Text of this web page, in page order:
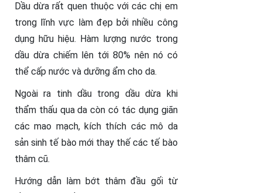
Dầu dừa rất quen thuộc với các chị em
trong lĩnh vực làm đẹp bởi nhiều công
dụng hữu hiệu. Hàm lượng nước trong
dầu dừa chiếm lên tới 80% nên nó có
thể cấp nước và dưỡng ẩm cho da.
Ngoài ra tinh dầu trong dầu dừa khi
thẩm thấu qua da còn có tác dụng giãn
các mao mạch, kích thích các mô da
sản sinh tế bào mới thay thế các tế bào
thâm cũ.
Hướng dẫn làm bớt thâm đầu gối từ